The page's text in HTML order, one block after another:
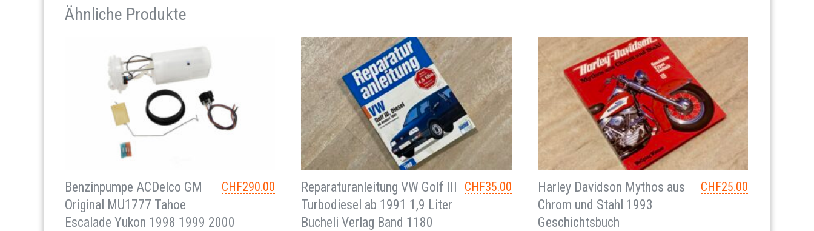
Ähnliche Produkte
CHF290.00
Benzinpumpe ACDelco GM
Original MU1777 Tahoe
Escalade Yukon 1998 1999 2000
CHF35.00
Reparaturanleitung VW Golf III
Turbodiesel ab 1991 1,9 Liter
Bucheli Verlag Band 1180
CHF25.00
Harley Davidson Mythos aus
Chrom und Stahl 1993
Geschichtsbuch